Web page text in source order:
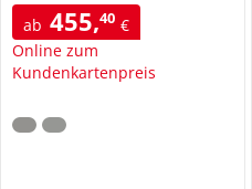
ab 455,40 €
Online zum
Kundenkartenpreis